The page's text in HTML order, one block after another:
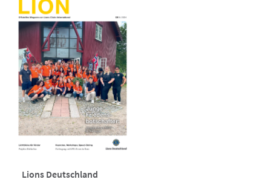
Lions Deutschland